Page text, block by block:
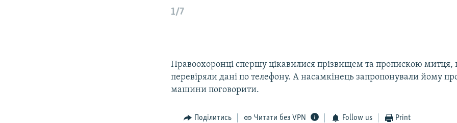
1/7
Правоохоронці спершу цікавилися прізвищем та пропискою митця,
перевіряли дані по телефону. А насамкінець запропонували йому
машини поговорити.
Поділитись Читати без VPN Follow us Print